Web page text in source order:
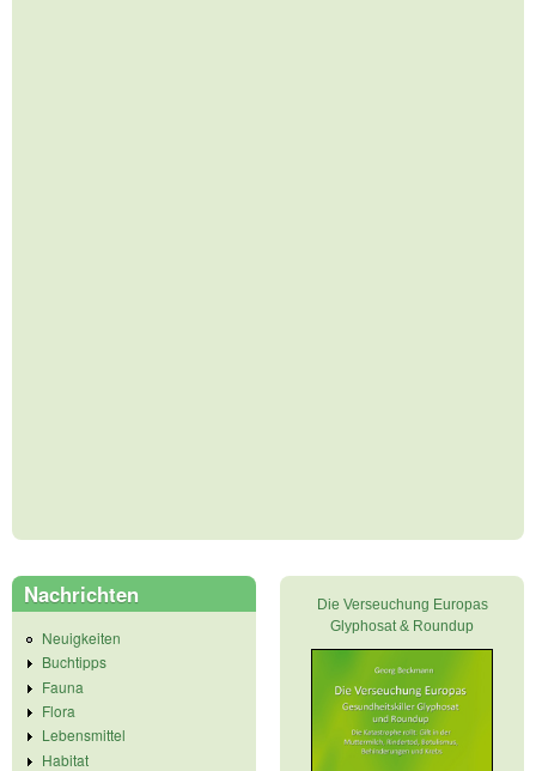
Nachrichten
Neuigkeiten
Buchtipps
Fauna
Flora
Lebensmittel
Habitat
Die Verseuchung Europas
Glyphosat & Roundup